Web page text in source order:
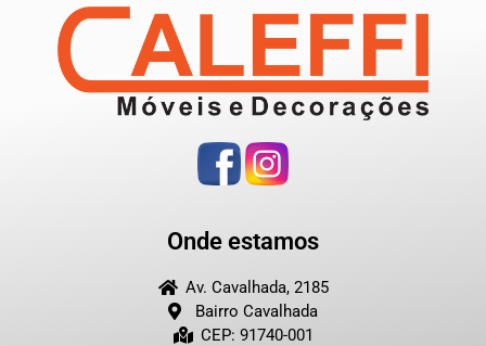
Onde estamos
Av. Cavalhada, 2185
Bairro Cavalhada
CEP: 91740-001